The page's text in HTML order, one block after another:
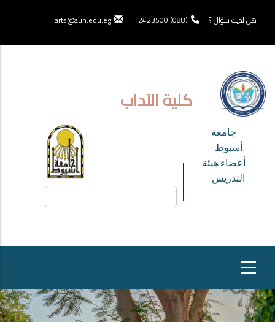
الرئيسي
هل لديك سؤال ؟ (088) 2423500
arts@aun.edu.eg
كلية الآداب
HEADER
MENU
جامعة
أسيوط
أعضاء هيئة
التدريس
بحث